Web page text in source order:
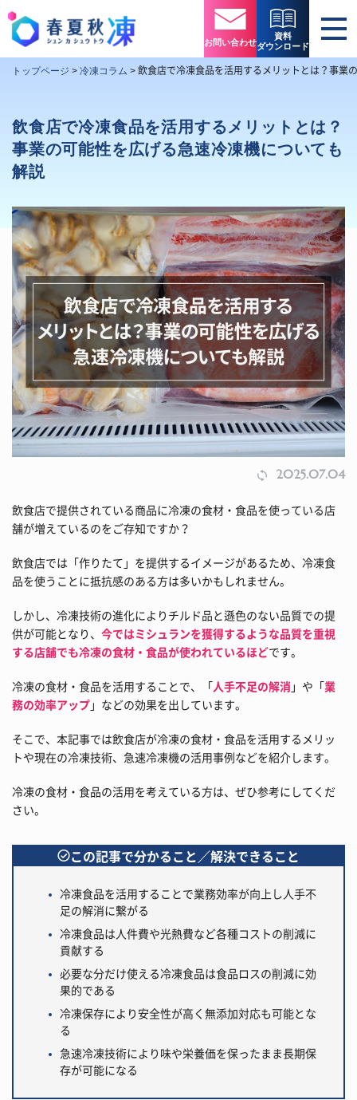
お問い合わせ
資料
ダウンロード
トップページ > 冷凍コラム > 飲食店で冷凍食品を活用するメリットとは？事業
飲食店で冷凍食品を活用するメリットとは？
事業の可能性を広げる急速冷凍機についても
解説
2025.07.04
飲食店で提供されている商品に冷凍の食材・食品を使っている店
舗が増えているのをご存知ですか？
飲食店では「作りたて」を提供するイメージがあるため、冷凍食
品を使うことに抵抗感のある方は多いかもしれません。
しかし、冷凍技術の進化によりチルド品と遜色のない品質での提
供が可能となり、 今ではミシュランを獲得するような品質を重視
する店舗でも冷凍の食材・食品が使われているほどです。
冷凍の食材・食品を活用することで、「人手不足の解消」や「業
務の効率アップ」などの効果を出しています。
そこで、本記事では飲食店が冷凍の食材・食品を活用するメリッ
トや現在の冷凍技術、急速冷凍機の活用事例などを紹介します。
冷凍の食材・食品の活用を考えている方は、ぜひ参考にしてくだ
さい。
この記事で分かること／解決できること
冷凍食品を活用することで業務効率が向上し人手不
足の解消に繋がる
冷凍食品は人件費や光熱費など各種コストの削減に
貢献する
必要な分だけ使える冷凍食品は食品ロスの削減に効
果的である
冷凍保存により安全性が高く無添加対応も可能とな
る
急速冷凍技術により味や栄養価を保ったまま長期保
存が可能になる